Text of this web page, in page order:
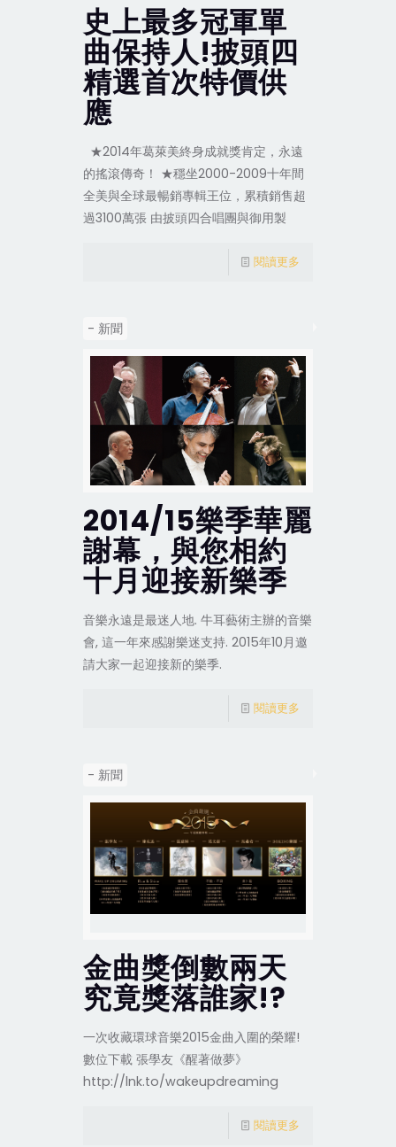
史上最多冠軍單
曲保持人!披頭四
精選首次特價供
應
★2014年葛萊美終身成就獎肯定，永遠
的搖滾傳奇！ ★穩坐2000-2009十年間
全美與全球最暢銷專輯王位，累積銷售超
過3100萬張 由披頭四合唱團與御用製
閱讀更多
- 新聞
2014/15樂季華麗
謝幕，與您相約
十月迎接新樂季
音樂永遠是最迷人地. 牛耳藝術主辦的音樂
會, 這一年來感謝樂迷支持. 2015年10月邀
請大家一起迎接新的樂季.
閱讀更多
- 新聞
金曲獎倒數兩天
究竟獎落誰家!?
一次收藏環球音樂2015金曲入圍的榮耀!
數位下載 張學友《醒著做夢》
http://lnk.to/wakeupdreaming
閱讀更多